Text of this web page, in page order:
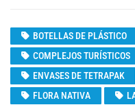
BOTELLAS DE PLÁSTICO
COMPLEJOS TURÍSTICOS
ENVASES DE TETRAPAK
FLORA NATIVA